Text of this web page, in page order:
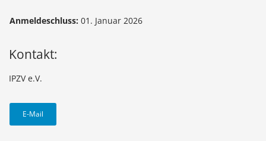
Anmeldeschluss: 01. Januar 2026
Kontakt:
IPZV e.V.
E-Mail